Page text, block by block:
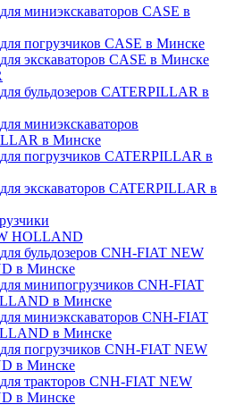
миниэкскаваторов CASE в
погрузчиков CASE в Минске
экскаваторов CASE в Минске
бульдозеров CATERPILLAR в
миниэкскаваторов
в Минске
погрузчиков CATERPILLAR в
экскаваторов CATERPILLAR в
HOLLAND
бульдозеров CNH-FIAT NEW
в Минске
минипогрузчиков CNH-FIAT
в Минске
миниэкскаваторов CNH-FIAT
в Минске
погрузчиков CNH-FIAT NEW
в Минске
тракторов CNH-FIAT NEW
в Минске